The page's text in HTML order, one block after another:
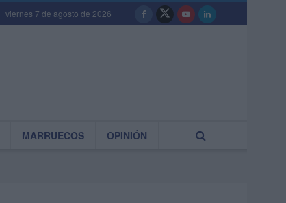
viernes 7 de agosto de 2026
MARRUECOS OPINIÓN